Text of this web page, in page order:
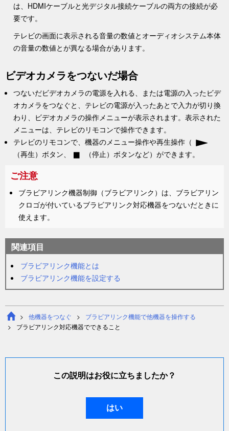
は、HDMIケーブルと光デジタル接続ケーブルの両方の接続が必
要です。
テレビの画面に表示される音量の数値とオーディオシステム本体
の音量の数値とが異なる場合があります。
ビデオカメラをつないだ場合
つないだビデオカメラの電源を入れる、または電源の入ったビデ
オカメラをつなぐと、テレビの電源が入ったあとで入力が切り換
わり、ビデオカメラの操作メニューが表示されます。表示された
メニューは、テレビのリモコンで操作できます。
テレビのリモコンで、機器のメニュー操作や再生操作（
（再生）ボタン、
（停止）ボタンなど）ができます。
ご注意
ブラビアリンク機器制御 （ブラビアリンク）は、ブラビアリン
クロゴが付いているブラビアリンク対応機器をつないだときに
使えます。
関連項目
ブラビアリンク機能とは
ブラビアリンク機能を設定する
他機器をつなぐ
ブラビアリンク機能で他機器を操作する
ブラビアリンク対応機器でできること
この説明はお役に立ちましたか？